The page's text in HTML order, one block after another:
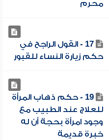
محرم
17 - القول الراجح في
حكم زيارة النساء للقبور
19 - حكم ذهاب المرأة
للعلاج عند الطبيب مع
وجود امرأة بحجة أن له
خبرة قديمة